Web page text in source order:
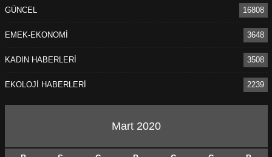
GÜNCEL 16808
EMEK-EKONOMİ 3648
KADIN HABERLERİ 3508
EKOLOJİ HABERLERİ 2239
Mart 2020